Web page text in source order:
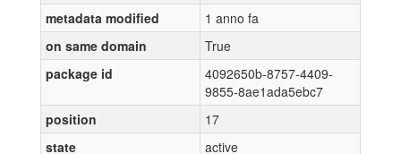
metadata modified
1 anno fa
on same domain
True
package id
4092650b-8757-4409-
9855-8ae1ada5ebc7
position
17
state
active